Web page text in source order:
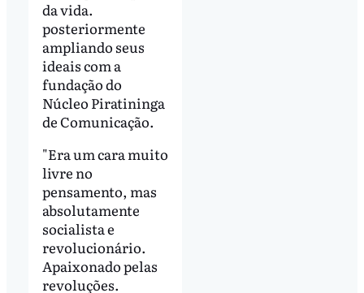
da vida.
posteriormente
ampliando seus
ideais com a
fundação do
Núcleo Piratininga
de Comunicação.
"Era um cara muito
livre no
pensamento, mas
absolutamente
socialista e
revolucionário.
Apaixonado pelas
revoluções.